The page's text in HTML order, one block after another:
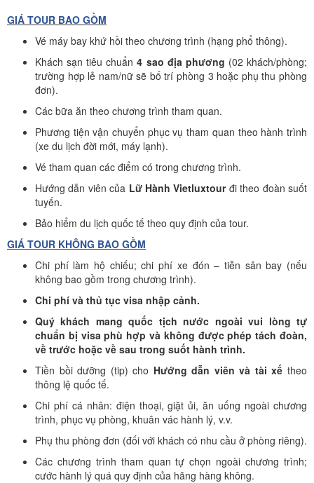
GIÁ TOUR BAO GỒM
Vé máy bay khứ hồi theo chương trình (hạng phổ thông).
Khách sạn tiêu chuẩn4 sao địa phương (02 khách/phòng;
trường hợp lẻ nam/nữ sẽ bố trí phòng 3 hoặc phụ thu phòng
đơn).
Các bữa ăn theo chương trình tham quan.
Phương tiện vận chuyển phục vụ tham quan theo hành trình
(xe du lịch đời mới, máy lạnh).
Vé tham quan các điểm có trong chương trình.
Hướng dẫn viên của Lữ Hành Vietluxtourđi theo đoàn suốt
tuyến.
Bảo hiểm du lịch quốc tế theo quy định của tour.
GIÁ TOUR KHÔNG BAO GỒM
Chi phí làm hộ chiếu; chi phí xe đón – tiễn sân bay (nếu
không bao gồm trong chương trình).
Chi phí và thủ tục visa nhập cảnh.
Quý khách mang quốc tịch nước ngoài vui lòng tự
chuẩn bị visa phù hợp và không được phép tách đoàn,
về trước hoặc về sau trong suốt hành trình.
Tiền bồi dưỡng (tip) cho Hướng dẫn viên và tài xế theo
thông lệ quốc tế.
Chi phí cá nhân: điện thoại, giặt ủi, ăn uống ngoài chương
trình, phục vụ phòng, khuân vác hành lý, v.v.
Phụ thu phòng đơn (đối với khách có nhu cầu ở phòng riêng).
Các chương trình tham quan tự chọn ngoài chương trình;
cước hành lý quá quy định của hãng hàng không.